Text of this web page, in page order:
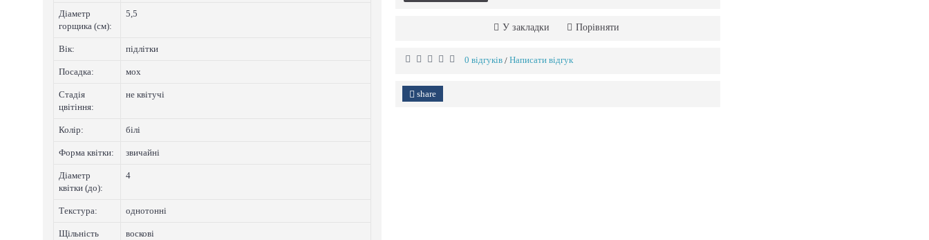
Діаметр
горщика (см):
5,5
Вік: підлітки
Посадка: мох
Стадія
цвітіння:
не квітучі
Колip: білі
Форма квітки: звичайні
Діаметр
квітки (до):
4
Текстура: однотонні
Щільність
восковi
У закладки Порівняти
0 відгуків / Написати відгук
share